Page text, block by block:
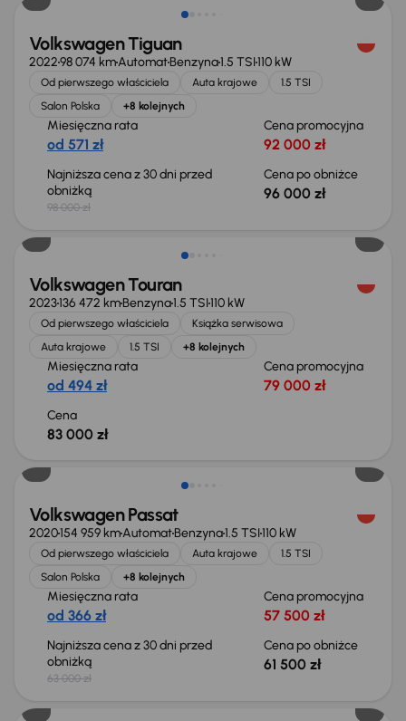
Volkswagen Tiguan
202298 074 kmAutomatBenzyna1.5 TSI110 kW
Od pierwszego właściciela Auta krajowe
1.5 TSI
Salon Polska
+8 kolejnych
Miesięczna rata
od 571 zł
Cena promocyjna
92 000 zł
Najniższa cena z 30 dni przed
obniżką
98 000 zł
Cena po obniżce
96 000 zł
Możliwość odliczenia VAT
Volkswagen Touran
2023136 472 kmBenzyna1.5 TSI110 kW
Od pierwszego właściciela
Książka serwisowa
Auta krajowe
1.5 TSI +8 kolejnych
Miesięczna rata
od 494 zł
Cena promocyjna
79 000 zł
Cena
83 000 zł
Taniej o 1 500 zł
Volkswagen Passat
2020154 959 kmAutomatBenzyna1.5 TSI110 kW
Od pierwszego właściciela Auta krajowe
1.5 TSI
Salon Polska
+8 kolejnych
Miesięczna rata
od 366 zł
Cena promocyjna
57 500 zł
Najniższa cena z 30 dni przed
obniżką
63 000 zł
Cena po obniżce
61 500 zł
Taniej o 1 000 zł